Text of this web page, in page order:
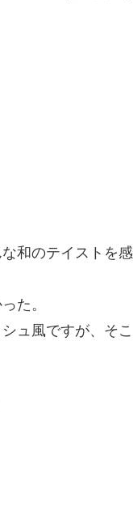
和のテイストを感
た。
ュ風ですが、そ